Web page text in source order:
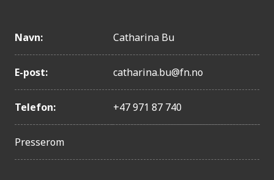
Navn: Catharina Bu
E-post: catharina.bu@fn.no
Telefon: +47 971 87 740
Presserom